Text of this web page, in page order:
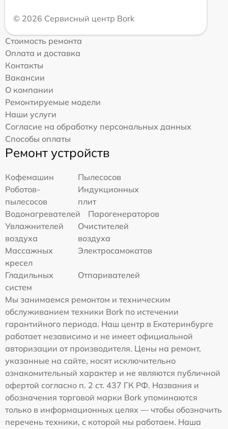
© 2026 Сервисный центр Bork
Стоимость ремонта
Оплата и доставка
Контакты
Вакансии
О компании
Ремонтируемые модели
Наши услуги
Согласие на обработку персональных данных
Способы оплаты
Ремонт устройств
Кофемашин
Пылесосов
Роботов-
пылесосов
Индукционных
плит
Водонагревателей
Парогенераторов
Увлажнителей
воздуха
Очистителей
воздуха
Массажных
кресел
Электросамокатов
Гладильных
систем
Отпаривателей
Мы занимаемся ремонтом и техническим
обслуживанием техники Bork по истечении
гарантийного периода. Наш центр в Екатеринбурге
работает независимо и не имеет официальной
авторизации от производителя. Цены на ремонт,
указанные на сайте, носят исключительно
ознакомительный характер и не являются публичной
офертой согласно п. 2 ст. 437 ГК РФ. Названия и
обозначения торговой марки Bork упоминаются
только в информационных целях — чтобы обозначить
перечень техники, с которой мы работаем. Наша